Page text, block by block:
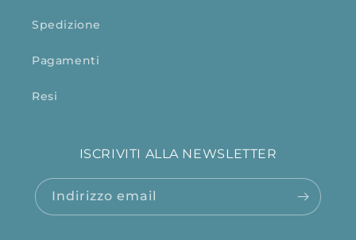
Spedizione
Pagamenti
Resi
ISCRIVITI ALLA NEWSLETTER
Indirizzo email